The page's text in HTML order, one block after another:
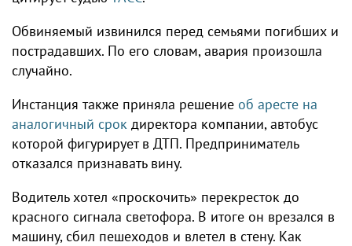
Обвиняемый извинился перед семьями погибших и
пострадавших. По его словам, авария произошла
случайно.
Инстанция также приняла решение об аресте на
аналогичный срок директора компании, автобус
которой фигурирует в ДТП. Предприниматель
отказался признавать вину.
Водитель хотел «проскочить» перекресток до
красного сигнала светофора. В итоге он врезался в
машину, сбил пешеходов и влетел в стену. Как